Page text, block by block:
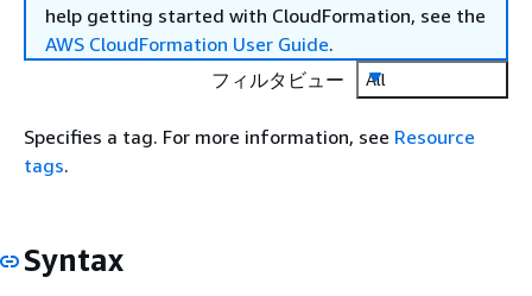
help getting started with CloudFormation, see the
AWS CloudFormation User Guide.
フィルタビュー
All
Specifies a tag. For more information, see Resource
tags.
Syntax